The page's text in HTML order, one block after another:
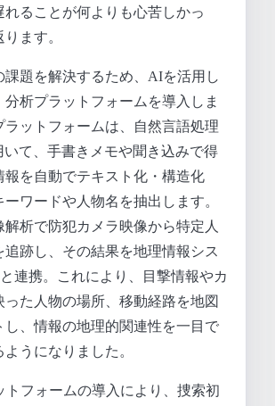
れることが何よりも心苦しかっ
ます。
課題を解決するため、AIを活用し
分析プラットフォームを導入しま
ラットフォームは、自然言語処理
いて、手書きメモや聞き込みで得
報を自動でテキスト化・構造化
ーワードや人物名を抽出します。
解析で防犯カメラ映像から特定人
追跡し、その結果を地理情報シス
連携。これにより、目撃情報やカ
った人物の場所、移動経路を地図
し、情報の地理的関連性を一目で
うになりました。
トフォームの導入により、捜索初